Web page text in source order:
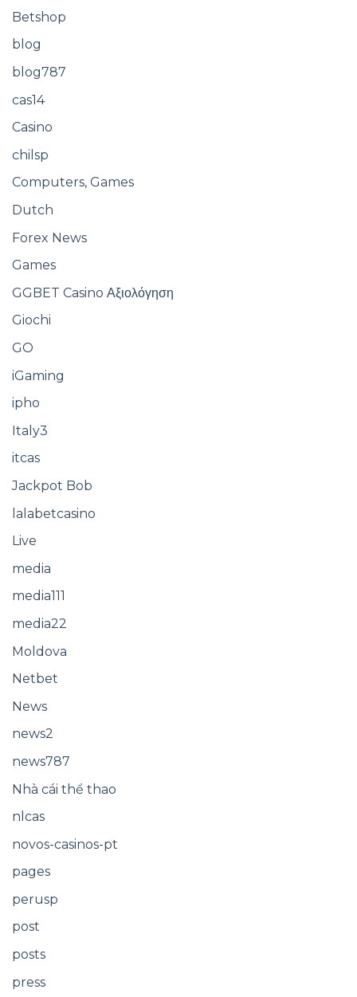
Betshop
blog
blog787
cas14
Casino
chilsp
Computers, Games
Dutch
Forex News
Games
GGBET Casino Αξιολόγηση
Giochi
GO
iGaming
ipho
Italy3
itcas
Jackpot Bob
lalabetcasino
Live
media
media111
media22
Moldova
Netbet
News
news2
news787
Nhà cái thể thao
nlcas
novos-casinos-pt
pages
perusp
post
posts
press